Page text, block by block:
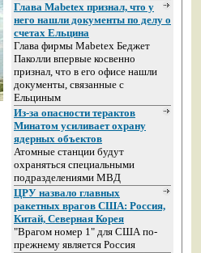
Глава Mabetex признал, что у
него нашли документы по делу о
счетах Ельцина
Глава фирмы Mabetex Беджет
Паколли впервые косвенно
признал, что в его офисе нашли
документы, связанные с
Ельциным
Из-за опасности терактов
Минатом усиливает охрану
ядерных объектов
Атомные станции будут
охраняться специальными
подразделениями МВД
ЦРУ назвало главных
ракетных врагов США: Россия,
Китай, Северная Корея
"Врагом номер 1" для США по-
прежнему является Россия